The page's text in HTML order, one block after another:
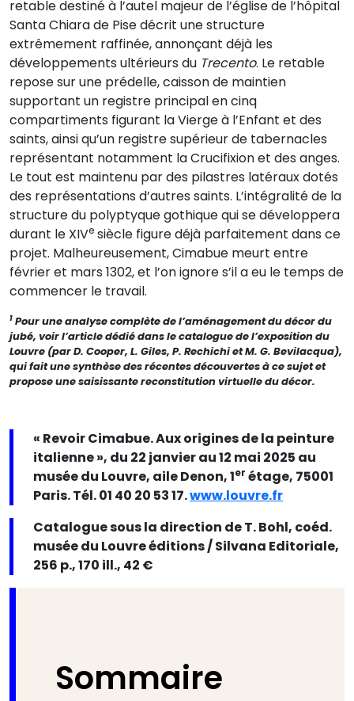
retable destiné à l’autel majeur de l’église de l’hôpital
Santa Chiara de Pise décrit une structure
extrêmement raffinée, annonçant déjà les
développements ultérieurs du Trecento. Le retable
repose sur une prédelle, caisson de maintien
supportant un registre principal en cinq
compartiments figurant la Vierge à l’Enfant et des
saints, ainsi qu’un registre supérieur de tabernacles
représentant notamment la Crucifixion et des anges.
Le tout est maintenu par des pilastres latéraux dotés
des représentations d’autres saints. L’intégralité de la
structure du polyptyque gothique qui se développera
durant le XIVe siècle figure déjà parfaitement dans ce
projet. Malheureusement, Cimabue meurt entre
février et mars 1302, et l’on ignore s’il a eu le temps de
commencer le travail.
1 Pour une analyse complète de l’aménagement du décor du
jubé, voir l’article dédié dans le catalogue de l’exposition du
Louvre (par D. Cooper, L. Giles, P. Rechichi et M. G. Bevilacqua),
qui fait une synthèse des récentes découvertes à ce sujet et
propose une saisissante reconstitution virtuelle du décor.
« Revoir Cimabue. Aux origines de la peinture
italienne », du 22 janvier au 12 mai 2025 au
musée du Louvre, aile Denon, 1er étage, 75001
Paris. Tél. 01 40 20 53 17.www.louvre.fr
Catalogue sous la direction de T. Bohl, coéd.
musée du Louvre éditions / Silvana Editoriale,
256 p., 170 ill., 42 €
Sommaire